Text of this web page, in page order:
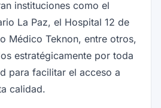
instituciones como el
La Paz, el Hospital 12 de
Médico Teknon, entre otros,
estratégicamente por toda
para facilitar el acceso a
calidad.